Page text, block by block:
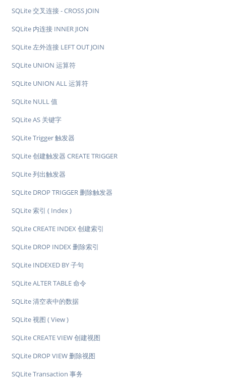
SQLite 交叉连接 - CROSS JOIN
SQLite 内连接 INNER JION
SQLite 左外连接 LEFT OUT JOIN
SQLite UNION 运算符
SQLite UNION ALL 运算符
SQLite NULL 值
SQLite AS 关键字
SQLite Trigger 触发器
SQLite 创建触发器 CREATE TRIGGER
SQLite 列出触发器
SQLite DROP TRIGGER 删除触发器
SQLite 索引 ( Index )
SQLite CREATE INDEX 创建索引
SQLite DROP INDEX 删除索引
SQLite INDEXED BY 子句
SQLite ALTER TABLE 命令
SQLite 清空表中的数据
SQLite 视图 ( View )
SQLite CREATE VIEW 创建视图
SQLite DROP VIEW 删除视图
SQLite Transaction 事务